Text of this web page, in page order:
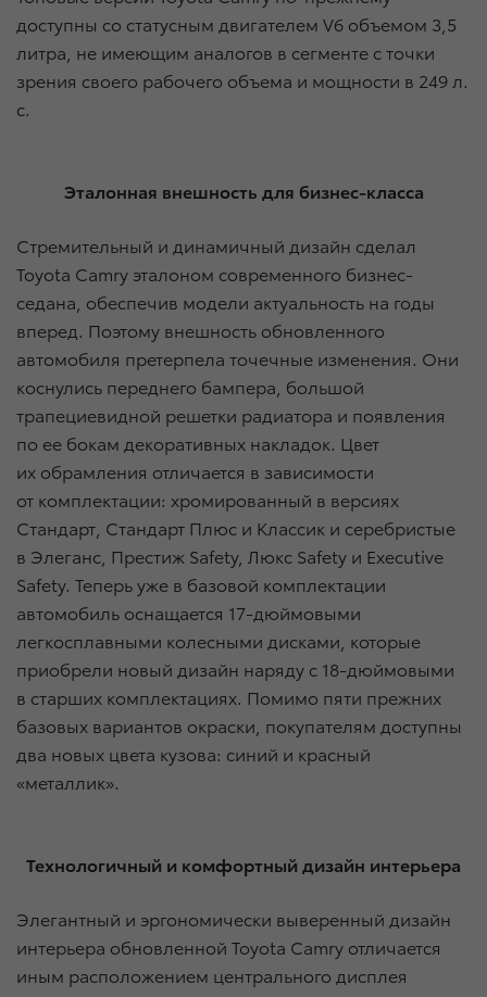
доступны со статусным двигателем V6 объемом 3,5
литра, не имеющим аналогов в сегменте с точки
зрения своего рабочего объема и мощности в 249 л.
с.
Эталонная внешность для бизнес-класса
Стремительный и динамичный дизайн сделал
Toyota Camry эталоном современного бизнес-
седана, обеспечив модели актуальность на годы
вперед. Поэтому внешность обновленного
автомобиля претерпела точечные изменения. Они
коснулись переднего бампера, большой
трапециевидной решетки радиатора и появления
по ее бокам декоративных накладок. Цвет
их обрамления отличается в зависимости
от комплектации: хромированный в версиях
Стандарт, Стандарт Плюс и Классик и серебристые
в Элеганс, Престиж Safety, Люкс Safety и Executive
Safety. Теперь уже в базовой комплектации
автомобиль оснащается 17-дюймовыми
легкосплавными колесными дисками, которые
приобрели новый дизайн наряду с 18-дюймовыми
в старших комплектациях. Помимо пяти прежних
базовых вариантов окраски, покупателям доступны
два новых цвета кузова: синий и красный
«металлик».
Технологичный и комфортный дизайн интерьера
Элегантный и эргономически выверенный дизайн
интерьера обновленной Toyota Camry отличается
иным расположением центрального дисплея